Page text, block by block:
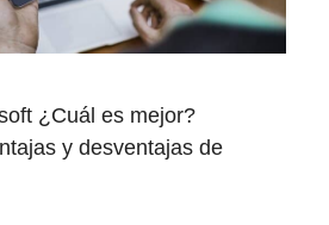
¿Cuál es mejor?
y desventajas de